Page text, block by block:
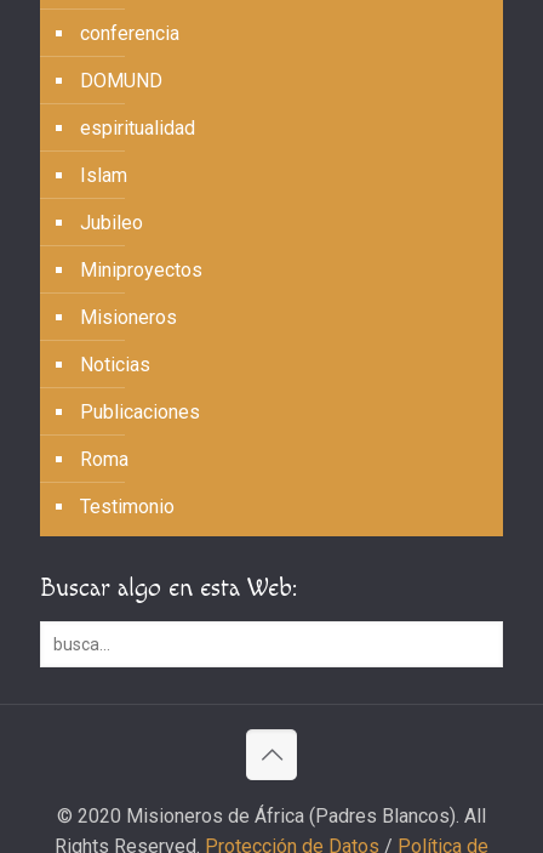
conferencia
DOMUND
espiritualidad
Islam
Jubileo
Miniproyectos
Misioneros
Noticias
Publicaciones
Roma
Testimonio
Buscar algo en esta Web:
© 2020 Misioneros de África (Padres Blancos). All
Rights Reserved. Protección de Datos / Política de